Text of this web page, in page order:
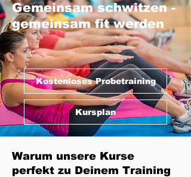
Gemeinsam schwitzen -
gemeinsam fit werden
Kostenloses Probetraining
Kursplan
Warum unsere Kurse
perfekt zu Deinem Training